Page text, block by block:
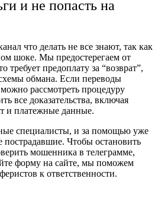
и не попасть на
что делать не все знают, так как
шоке. Мы предостерегаем от
требует предоплату за “возврат”,
обмана. Если переводы
рассмотреть процедуру
все доказательства, включая
и платежные данные.
специалисты, и за помощью уже
Чтобы остановить
мошенника в телеграмме,
форму на сайте, мы поможем
к ответственности.